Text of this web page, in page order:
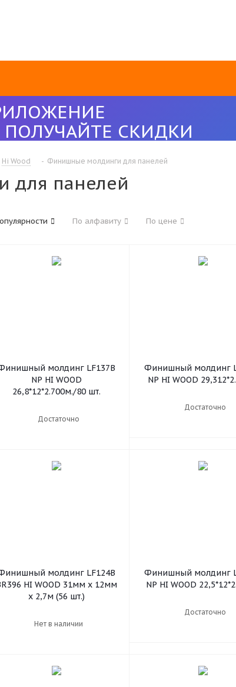
СКИДКИ
Hi Wood - Финишные молдинги для панелей
для панелей
По алфавиту По цене
молдинг LF137В
NP HI WOOD
26,8*12*2.700м./80 шт.
Достаточно
Финишный молдинг
NP HI WOOD
Достаточно
молдинг LF124B
HI WOOD 31мм х 12мм
х 2,7м (56 шт.)
Нет в наличии
Финишный молдинг
NP HI WOOD
Достаточно